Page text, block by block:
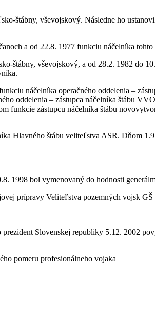
štábny, vševojskový. Následne ho
a od 22.8. 1977 funkciu náčelníka tohto
štábny, vševojskový, a od 28.2. 1982 do
náčelníka operačného oddelenia –
oddelenia – zástupca náčelníka štábu
funkcie zástupcu náčelníka štábu
Hlavného štábu veliteľstva ASR. Dňom
1998 bol vymenovaný do hodnosti
prípravy Veliteľstva pozemných vojsk
Slovenskej republiky 5.12. 2002
pomeru profesionálneho vojaka